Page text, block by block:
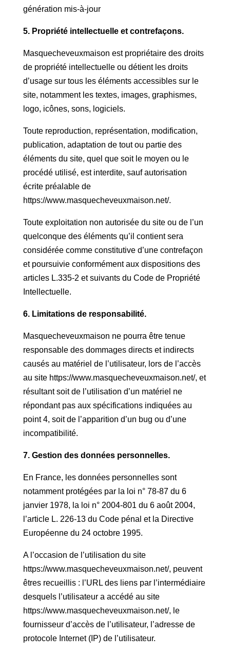
génération mis-à-jour
5. Propriété intellectuelle et contrefaçons.
Masquecheveuxmaison est propriétaire des droits
de propriété intellectuelle ou détient les droits
d’usage sur tous les éléments accessibles sur le
site, notamment les textes, images, graphismes,
logo, icônes, sons, logiciels.
Toute reproduction, représentation, modification,
publication, adaptation de tout ou partie des
éléments du site, quel que soit le moyen ou le
procédé utilisé, est interdite, sauf autorisation
écrite préalable de
https://www.masquecheveuxmaison.net/.
Toute exploitation non autorisée du site ou de l’un
quelconque des éléments qu’il contient sera
considérée comme constitutive d’une contrefaçon
et poursuivie conformément aux dispositions des
articles L.335-2 et suivants du Code de Propriété
Intellectuelle.
6. Limitations de responsabilité.
Masquecheveuxmaison ne pourra être tenue
responsable des dommages directs et indirects
causés au matériel de l’utilisateur, lors de l’accès
au site https://www.masquecheveuxmaison.net/, et
résultant soit de l’utilisation d’un matériel ne
répondant pas aux spécifications indiquées au
point 4, soit de l’apparition d’un bug ou d’une
incompatibilité.
7. Gestion des données personnelles.
En France, les données personnelles sont
notamment protégées par la loi n° 78-87 du 6
janvier 1978, la loi n° 2004-801 du 6 août 2004,
l’article L. 226-13 du Code pénal et la Directive
Européenne du 24 octobre 1995.
A l’occasion de l’utilisation du site
https://www.masquecheveuxmaison.net/, peuvent
êtres recueillis : l’URL des liens par l’intermédiaire
desquels l’utilisateur a accédé au site
https://www.masquecheveuxmaison.net/, le
fournisseur d’accès de l’utilisateur, l’adresse de
protocole Internet (IP) de l’utilisateur.